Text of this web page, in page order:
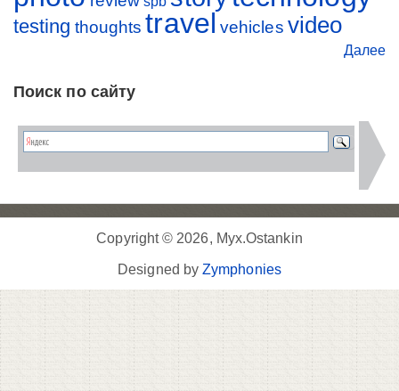
testing thoughts travel vehicles video
Далее
Поиск по сайту
Copyright © 2026, Myx.Ostankin
Designed byZymphonies